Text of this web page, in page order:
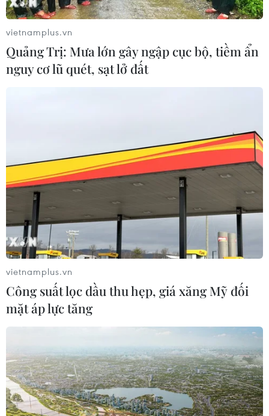
TIN CÙNG CHUYÊN MỤC
Ngành đường sắt hướng tới mục tiêu
1.500 container vận tải liên vận
Trung Quốc
mới với chuỗi kinh tế phía Bắc
09/08/2026 08:04
Lâm Đồng: Mưa lớn gây sạt lở đèo
Con Ó, cây đổ trên đèo Bảo Lộc
09/08/2026 06:20
Xe tải va chạm xe máy tại Đắk Lắk
làm hai người thương vong
Bí thư Thành ủy Hà Nội thúc tiến độ
hai dự án giao thông trọng điểm
vietnamplus.vn
Quảng Trị: Mưa lớn gây ngập cục bộ, tiềm ẩn
nguy cơ lũ quét, sạt lở đất
vietnamplus.vn
Công suất lọc dầu thu hẹp, giá xăng Mỹ đối
mặt áp lực tăng